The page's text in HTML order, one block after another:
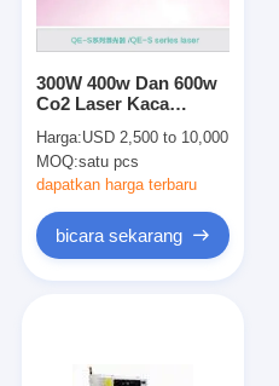
300W 400w Dan 600w
Co2 Laser Kaca
Series Untuk Domestik
Laser Equipment
Harga:USD 2,500 to 10,000
MOQ:satu pcs
dapatkan harga terbaru
bicara sekarang